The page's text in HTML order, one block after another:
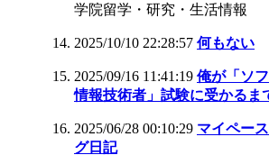
学院留学・研究・生活情報
2025/10/10 22:28:57 何もない
2025/09/16 11:41:19 俺が「ソ
情報技術者」試験に受かるま
2025/06/28 00:10:29 マイペー
グ日記